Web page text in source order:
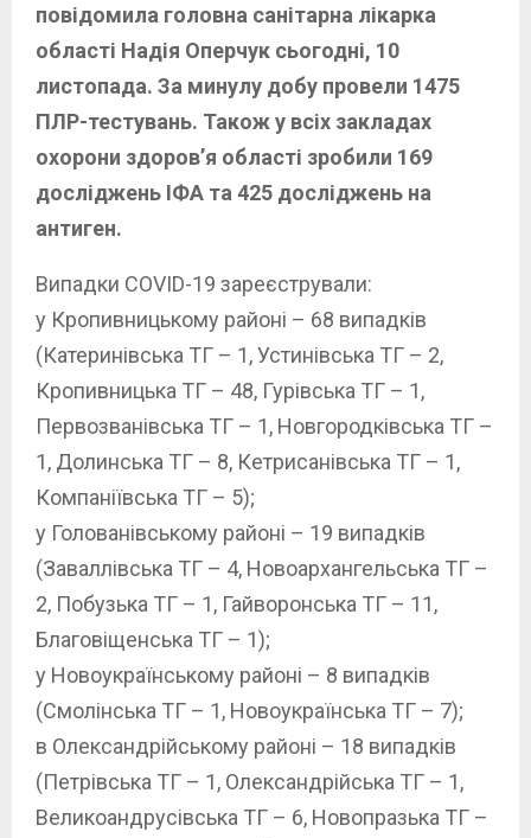
повідомила головна санітарна лікарка
області Надія Оперчук сьогодні, 10
листопада. За минулу добу провели 1475
ПЛР-тестувань. Також у всіх закладах
охорони здоров’я області зробили 169
досліджень ІФА та 425 досліджень на
антиген.
Випадки COVID-19 зареєстрували:
у Кропивницькому районі – 68 випадків
(Катеринівська ТГ – 1, Устинівська ТГ – 2,
Кропивницька ТГ – 48, Гурівська ТГ – 1,
Первозванівська ТГ – 1, Новгородківська ТГ –
1, Долинська ТГ – 8, Кетрисанівська ТГ – 1,
Компаніївська ТГ – 5);
у Голованівському районі – 19 випадків
(Заваллівська ТГ – 4, Новоархангельська ТГ –
2, Побузька ТГ – 1, Гайворонська ТГ – 11,
Благовіщенська ТГ – 1);
у Новоукраїнському районі – 8 випадків
(Смолінська ТГ – 1, Новоукраїнська ТГ – 7);
в Олександрійському районі – 18 випадків
(Петрівська ТГ – 1, Олександрійська ТГ – 1,
Великоандрусівська ТГ – 6, Новопразька ТГ –